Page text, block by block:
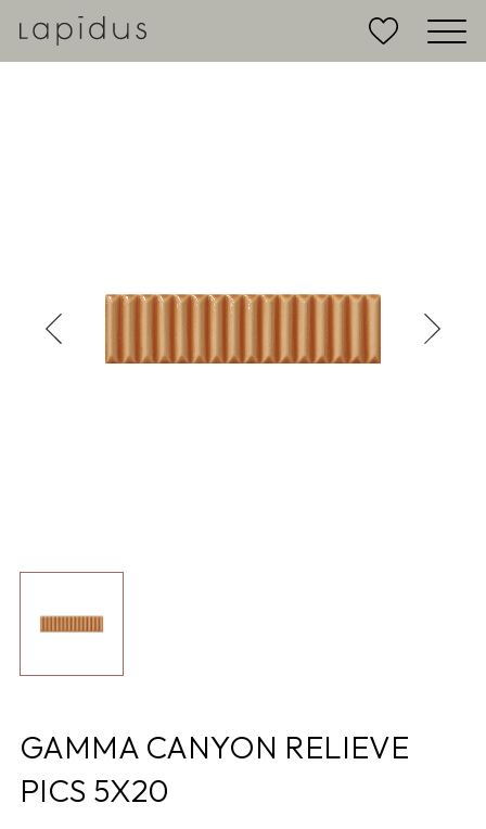
GAMMA CANYON RELIEVE
PICS 5X20